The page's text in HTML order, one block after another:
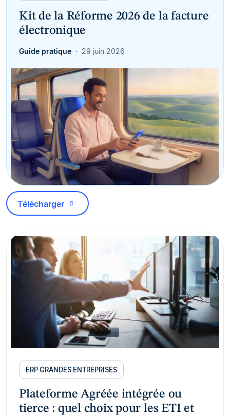
Kit de la Réforme 2026 de la facture
électronique
Guide pratique 29 juin 2026
Télécharger
ERP GRANDES ENTREPRISES
Plateforme Agréée intégrée ou
tierce : quel choix pour les ETI et